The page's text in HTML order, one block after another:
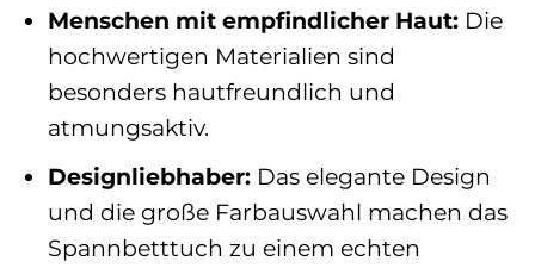
Menschen mit empfindlicher Haut: Die
hochwertigen Materialien sind
besonders hautfreundlich und
atmungsaktiv.
Designliebhaber: Das elegante Design
und die große Farbauswahl machen das
Spannbetttuch zu einem echten